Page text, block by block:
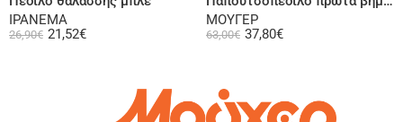
IPANEMA
26,90€ 21,52€
ΜΟΥΓΕΡ
63,00€ 37,80€